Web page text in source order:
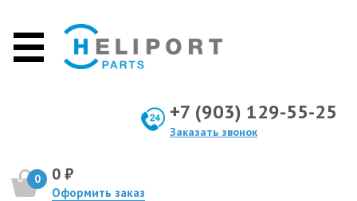
+7 (903) 129-55-25
Заказать звонок
0 0 ₽
Оформить заказ